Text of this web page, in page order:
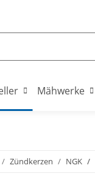
Mähwerke
Zündkerzen NGK